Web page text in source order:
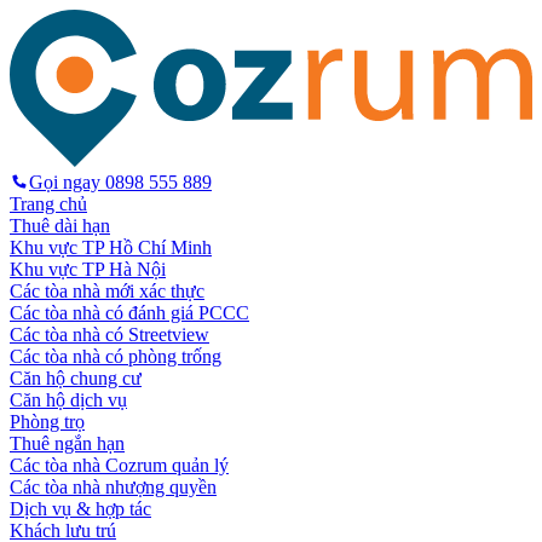
Gọi ngay 0898 555 889
Trang chủ
Thuê dài hạn
Khu vực TP Hồ Chí Minh
Khu vực TP Hà Nội
Các tòa nhà mới xác thực
Các tòa nhà có đánh giá PCCC
Các tòa nhà có Streetview
Các tòa nhà có phòng trống
Căn hộ chung cư
Căn hộ dịch vụ
Phòng trọ
Thuê ngắn hạn
Các tòa nhà Cozrum quản lý
Các tòa nhà nhượng quyền
Dịch vụ & hợp tác
Khách lưu trú